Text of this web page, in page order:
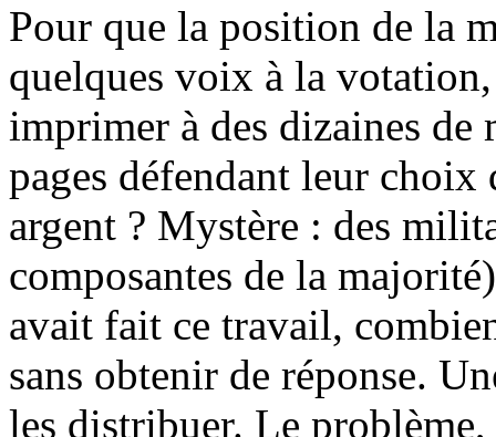
Pour que la position de la
quelques voix à la
imprimer à des dizaines de
pages défendant leur choix
argent ? Mystère : des
composantes de la
avait fait ce travail,
sans obtenir de réponse.
les distribuer. Le problème,